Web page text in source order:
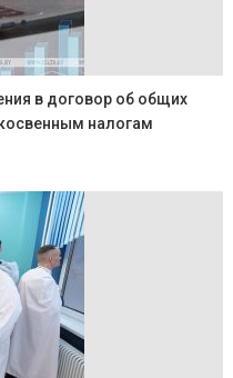
в договор об общих
налогам